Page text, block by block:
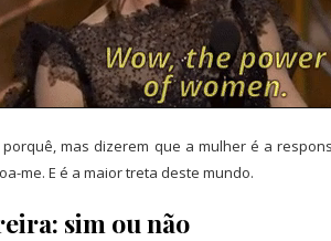
mas dizerem que a mulher é a
me. E é a maior treta deste mundo.
sim ou não